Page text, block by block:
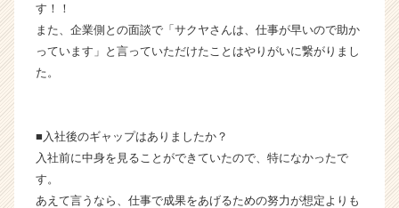
ア
（C
C
a
e
す！！
また、企業側との面談で「サクヤさんは、仕事が早いので助か
っています」と言っていただけたことはやりがいに繋がりまし
た。
■入社後のギャップはありましたか？
入社前に中身を見ることができていたので、特になかったで
す。
あえて言うなら、仕事で成果をあげるための努力が想定よりも